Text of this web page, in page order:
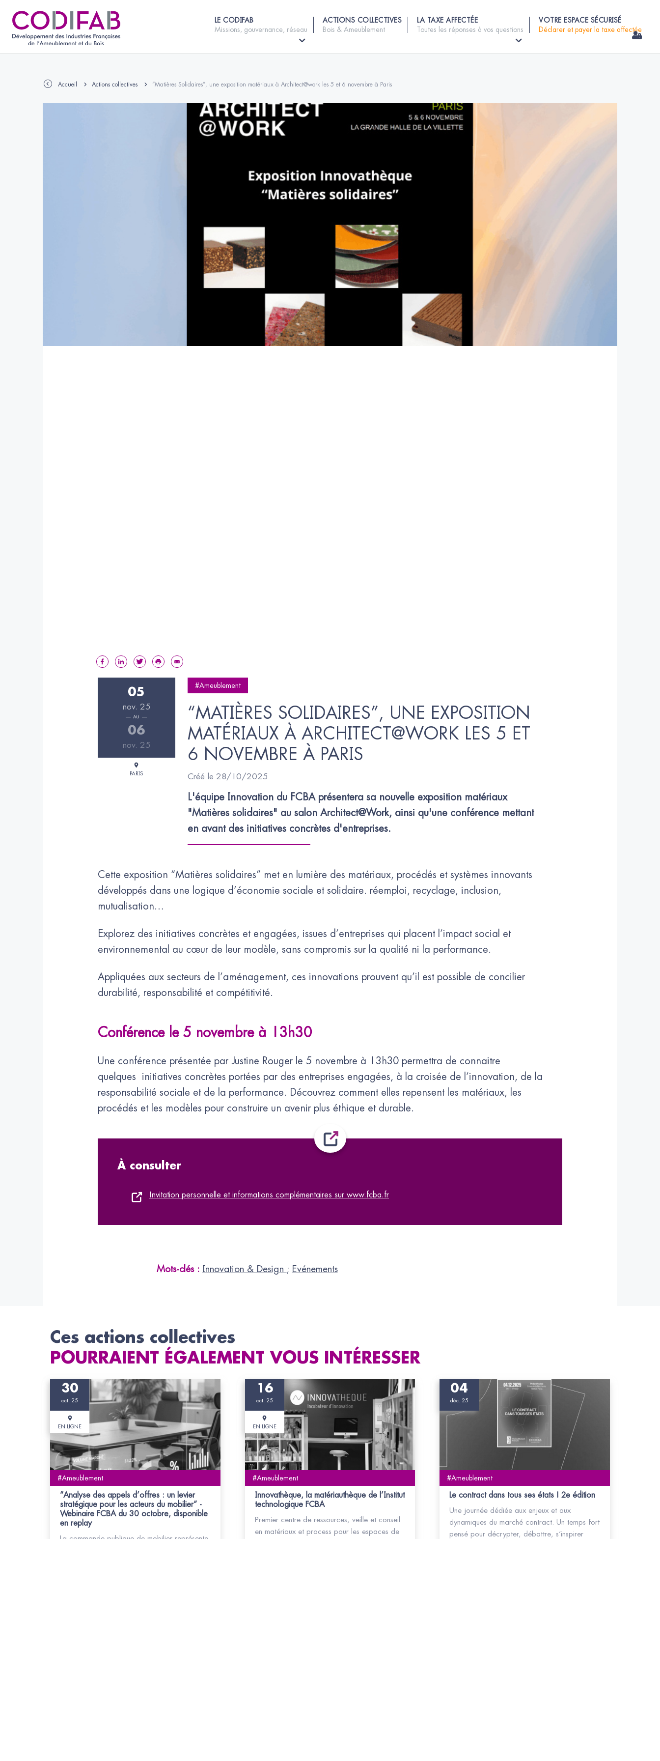
LE CODIFAB
Missions, gouvernance, réseau
ACTIONS COLLECTIVES
Bois & Ameublement
LA TAXE AFFECTÉE
Toutes les réponses à vos questions
VOTRE ESPACE SÉCURISÉ
Déclarer et payer la taxe affectée
Accueil Actions collectives “Matières Solidaires”, une exposition matériaux à Architect@work les 5 et 6 novembre à Paris
05
nov. 25
AU
06
nov. 25
PARIS
#Ameublement
“MATIÈRES SOLIDAIRES”, UNE EXPOSITION
MATÉRIAUX À ARCHITECT@WORK LES 5 ET
6 NOVEMBRE À PARIS
Créé le 28/10/2025
L'équipe Innovation du FCBA présentera sa nouvelle exposition matériaux
"Matières solidaires" au salon Architect@Work, ainsi qu'une conférence mettant
en avant des initiatives concrètes d'entreprises.
Cette exposition “Matières solidaires” met en lumière des matériaux, procédés et systèmes innovants
développés dans une logique d’économie sociale et solidaire. réemploi, recyclage, inclusion,
mutualisation…
Explorez des initiatives concrètes et engagées, issues d’entreprises qui placent l’impact social et
environnemental au cœur de leur modèle, sans compromis sur la qualité ni la performance.
Appliquées aux secteurs de l’aménagement, ces innovations prouvent qu’il est possible de concilier
durabilité, responsabilité et compétitivité.
Conférence le 5 novembre à 13h30
Une conférence présentée par Justine Rouger le 5 novembre à 13h30 permettra de connaitre
quelques initiatives concrètes portées par des entreprises engagées, à la croisée de l’innovation, de la
responsabilité sociale et de la performance. Découvrez comment elles repensent les matériaux, les
procédés et les modèles pour construire un avenir plus éthique et durable.
À consulter
Invitation personnelle et informations complémentaires sur www.fcba.fr
Mots-clés : Innovation & Design ; Evénements
Ces actions collectives
POURRAIENT ÉGALEMENT VOUS INTÉRESSER
30
oct. 25
EN LIGNE
#Ameublement
“Analyse des appels d’offres : un levier
stratégique pour les acteurs du mobilier” -
Webinaire FCBA du 30 octobre, disponible
en replay
La commande publique de mobilier représente
16
oct. 25
EN LIGNE
#Ameublement
Innovathèque, la matériauthèque de l’Institut
technologique FCBA
Premier centre de ressources, veille et conseil
en matériaux et process pour les espaces de
04
déc. 25
#Ameublement
Le contract dans tous ses états ! 2e édition
Une journée dédiée aux enjeux et aux
dynamiques du marché contract. Un temps fort
pensé pour décrypter, débattre, s’inspirer